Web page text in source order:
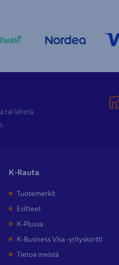
tai lähetä
K-Rauta
Tuotemerkit
Esitteet
K-Plussa
K-Business Visa -yrityskortti
Tietoa meistä